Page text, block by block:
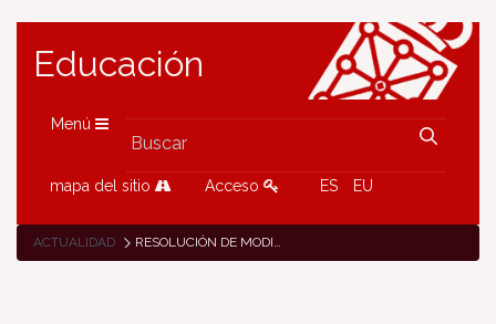
Educación
Menú
mapa del sitio Acceso ES EU
ACTUALIDAD RESOLUCIÓN DE MODIFICACIÓN DE LA CONVOCATORIA "ENGLISH WEEK AT SCHOOL" (ENERO-JUNIO 2021)